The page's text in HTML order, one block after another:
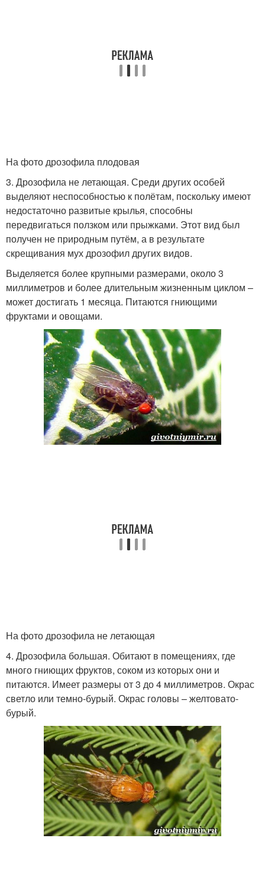
На фото дрозофила плодовая
3. Дрозофила не летающая. Среди других особей
выделяют неспособностью к полётам, поскольку имеют
недостаточно развитые крылья, способны
передвигаться ползком или прыжками. Этот вид был
получен не природным путём, а в результате
скрещивания мух дрозофил других видов.
Выделяется более крупными размерами, около 3
миллиметров и более длительным жизненным циклом –
может достигать 1 месяца. Питаются гниющими
фруктами и овощами.
На фото дрозофила не летающая
4. Дрозофила большая. Обитают в помещениях, где
много гниющих фруктов, соком из которых они и
питаются. Имеет размеры от 3 до 4 миллиметров. Окрас
светло или темно-бурый. Окрас головы – желтовато-
бурый.